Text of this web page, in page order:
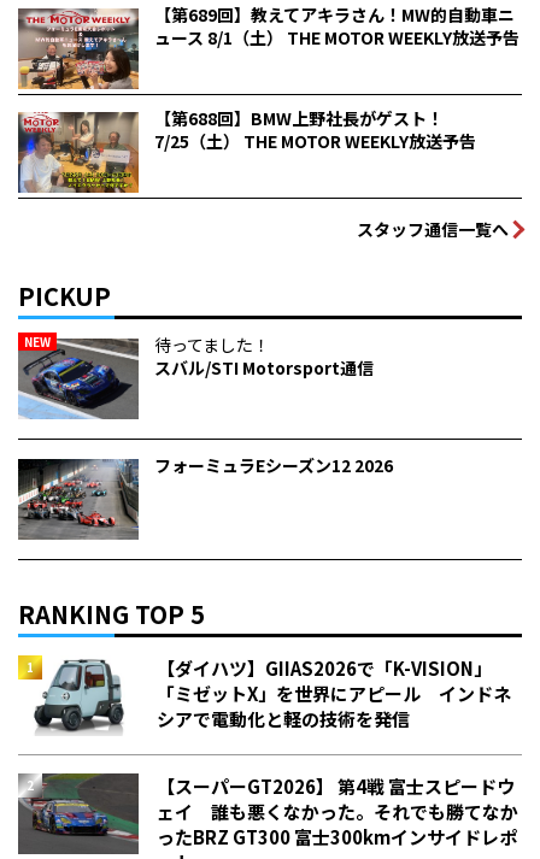
【第689回】教えてアキラさん！MW的自動車ニ
ュース 8/1（土） THE MOTOR WEEKLY放送予告
【第688回】BMW上野社長がゲスト！
7/25（土） THE MOTOR WEEKLY放送予告
スタッフ通信一覧へ
PICKUP
NEW
待ってました！
スバル/STI Motorsport通信
フォーミュラEシーズン12 2026
RANKING TOP 5
【ダイハツ】GIIAS2026で「K-VISION」
「ミゼットX」を世界にアピール インドネ
シアで電動化と軽の技術を発信
【スーパーGT2026】 第4戦 富士スピードウ
ェイ 誰も悪くなかった。それでも勝てなか
った――BRZ GT300 富士300kmインサイドレポ